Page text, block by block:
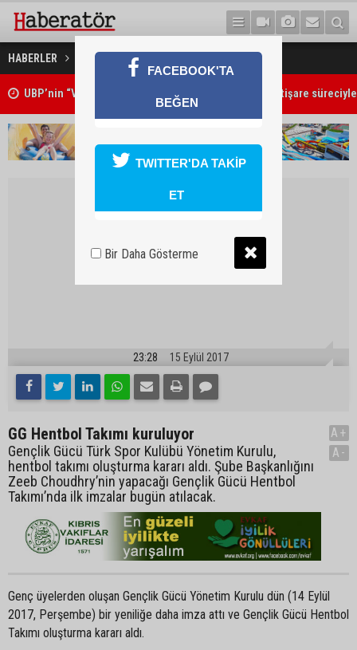
HABERLER SPOR GG Hentbol Takımı kuruluyor
UBP’nin “Vizyon ve Proje Çalıştayı” geniş katılımlı istişare
23:28 15 Eylül 2017
GG Hentbol Takımı kuruluyor
Gençlik Gücü Türk Spor Kulübü Yönetim Kurulu,
hentbol takımı oluşturma kararı aldı. Şube Başkanlığını
Zeeb Choudhry’nin yapacağı Gençlik Gücü Hentbol
Takımı’nda ilk imzalar bugün atılacak.
A+
A-
Genç üyelerden oluşan Gençlik Gücü Yönetim Kurulu dün (14 Eylül
2017, Perşembe) bir yeniliğe daha imza attı ve Gençlik Gücü Hentbol
Takımı oluşturma kararı aldı.
FACEBOOK'TA
BEĞEN
TWITTER'DA TAKİP
ET
Bir Daha Gösterme